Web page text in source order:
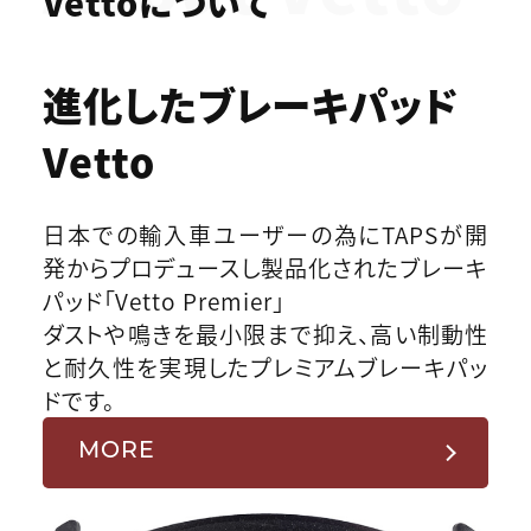
進化したブレーキパッド
Vetto
日本での輸入車ユーザーの為にTAPSが開
発からプロデュースし製品化されたブレーキ
パッド「Vetto Premier」
ダストや鳴きを最小限まで抑え、高い制動性
と耐久性を実現したプレミアムブレーキパッ
ドです。
MORE